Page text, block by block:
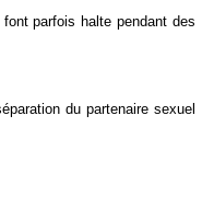
parfois halte pendant des
du partenaire sexuel